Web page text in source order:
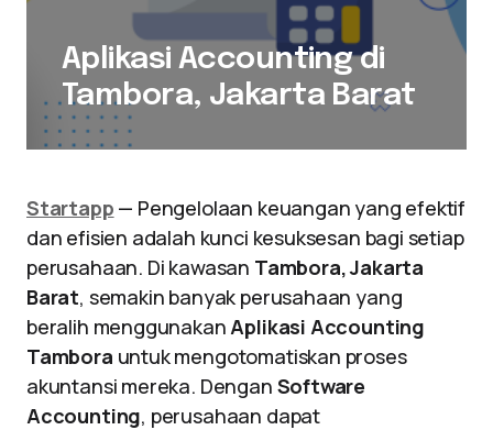
Aplikasi Accounting di
Tambora, Jakarta Barat
Startapp — Pengelolaan keuangan yang efektif
dan efisien adalah kunci kesuksesan bagi setiap
perusahaan. Di kawasan Tambora, Jakarta
Barat, semakin banyak perusahaan yang
beralih menggunakanAplikasi Accounting
Tambora untuk mengotomatiskan proses
akuntansi mereka. Dengan Software
Accounting, perusahaan dapat